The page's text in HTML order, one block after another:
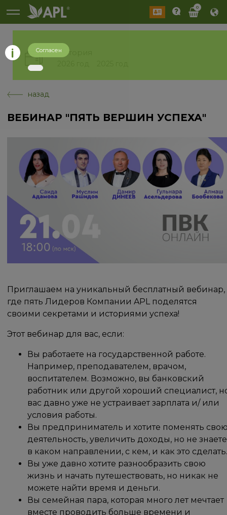
0
История
назад
ВЕБИНАР "ПЯТЬ ВЕРШИН УСПЕХА"
Приглашаем на уникальный бесплатный вебинар,
где пять Лидеров Компании APL поделятся
своими секретами и историями успеха!
Этот вебинар для вас, если:
Вы работаете на государственной работе.
Например, преподавателем, врачом,
воспитателем. Возможно, вы банковский
работник или другой хороший специалист,
вас давно уже не устраивает зарплата и/ или
условия работы.
Вы предприниматель и хотите поменять
деятельность, увеличить доходы, но не знаете
в каком направлении, с кем, и как это
Вы уже давно хотите разнообразить свою
жизнь и начать путешествовать, но никак не
можете найти время и деньги.
Вы семейная пара, которая много лет мечтает
вместе проводить больше времени и
Согласен